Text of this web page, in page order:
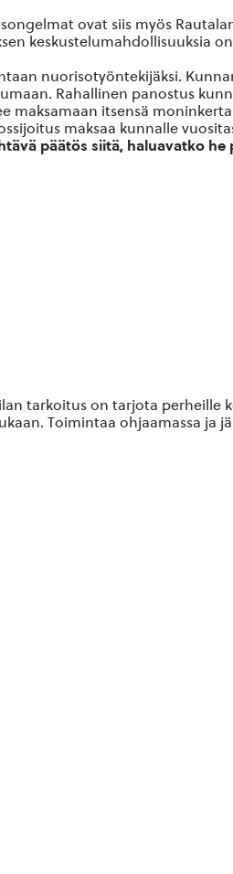
ovat siis myös
keskustelumahdollisuuksia
nuorisotyöntekijäksi.
Rahallinen panostus
itsensä
maksaa kunnalle
päätös siitä, haluavatko
tarkoitus on tarjota perheille
Toimintaa ohjaamassa ja